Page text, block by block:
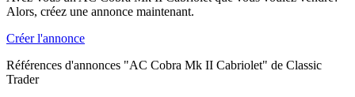
Alors, créez une annonce maintenant.
Créer l'annonce
Références d'annonces "AC Cobra Mk II Cabriolet" de Classic
Trader